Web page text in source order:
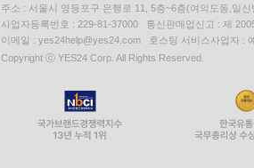
주소 : 서울시 영등포구 은행로 11, 5층~6층(여의도동,일신
사업자등록번호 : 229-81-37000 통신판매업신고 : 제
이메일 : yes24help@yes24.com 호스팅 서비스사업자 :
Copyright ⓒ YES24 Corp. All Rights Reserved.